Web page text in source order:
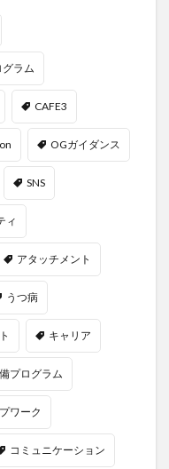
グラム
CAFE3
OGガイダンス
SNS
ィ
アタッチメント
うつ病
キャリア
プログラム
ワーク
コミュニケーション